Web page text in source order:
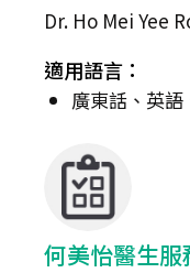
Dr. Ho Mei Yee
適用語言：
廣東話、英
何美怡醫生服